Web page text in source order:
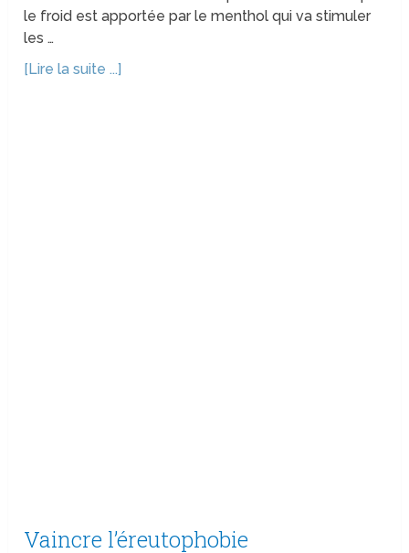
le froid est apportée par le menthol qui va stimuler
les …
[Lire la suite ...]
Vaincre l’éreutophobie